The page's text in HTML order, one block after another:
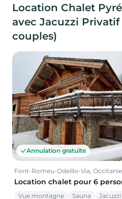
Location Chalet
avec Jacuzzi
couples)
Annulation gratuite
Font-Romeu-Odeillo-Via, Occitanie
Location chalet pour 6
Vue montagne Sauna Jacuzzi